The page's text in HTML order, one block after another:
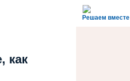
Решаем вместе
как